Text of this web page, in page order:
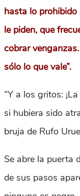
hasta lo
le piden, que
cobrar
sólo lo que vale”.
“Y a los gritos:
si hubiera sido
bruja de Rufo
Se abre la puerta
de sus pasos